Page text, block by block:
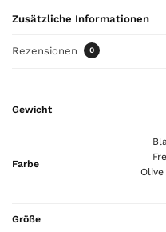
t
i
,
Zusätzliche Informationen
Rezensionen 0
Gewicht
Farbe
Größe